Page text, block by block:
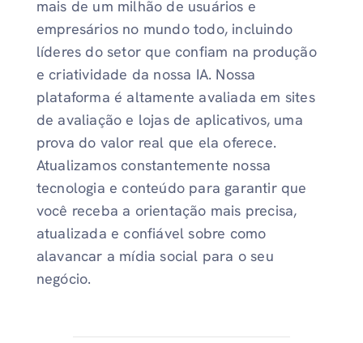
mais de um milhão de usuários e
empresários no mundo todo, incluindo
líderes do setor que confiam na produção
e criatividade da nossa IA. Nossa
plataforma é altamente avaliada em sites
de avaliação e lojas de aplicativos, uma
prova do valor real que ela oferece.
Atualizamos constantemente nossa
tecnologia e conteúdo para garantir que
você receba a orientação mais precisa,
atualizada e confiável sobre como
alavancar a mídia social para o seu
negócio.